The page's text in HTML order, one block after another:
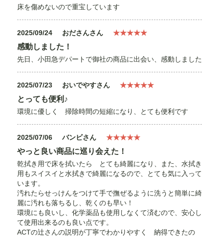
床を傷めないので重宝しています
2025/09/24 おださんさん ★★★★★
感動しました！
先日、小田急デパートで御社の商品に出会い、感動しました
2025/07/23 おいでやすさん ★★★★★
とっても便利♪
環境に優しく 掃除時間の短縮になり、とても便利です
2025/07/06 バンビさん ★★★★★
やっと良い商品に巡り会えた！
乾拭き用で床を拭いたら とても綺麗になり、また、水拭き
用もスイスイと水拭きで綺麗になるので、とても気に入って
います。
汚れたらせっけんをつけて手で撫ぜるように洗うと簡単に綺
麗に汚れも落ちるし、乾くのも早い！
環境にも良いし、化学薬品も使用しなくて済むので、安心し
て使用出来るのも良い点です。
ACTの辻さんの説明が丁寧でわかりやすく 納得できたの